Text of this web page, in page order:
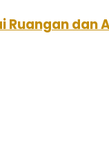
Ruangan